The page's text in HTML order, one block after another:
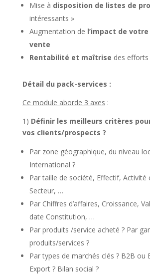
Mise à disposition de listes de
intéressants »
Augmentation de l’impact de
vente
Rentabilité et maîtrise des
Détail du pack-services :
Ce module aborde 3 axes :
1) Définir les meilleurs critères
vos clients/prospects ?
Par zone géographique, du niveau
International ?
Par taille de société, Effectif, Activité
Secteur, …
Par Chiffres d’affaires, Croissance,
date Constitution, …
Par produits /service acheté ? Par
produits/services ?
Par types de marchés clés ? B2B ou
Export ? Bilan social ?